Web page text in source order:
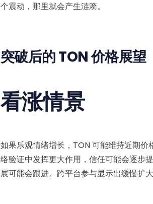
个震动，那里就会产生涟漪。
突破后的 TON 价格展望
看涨情景
如果乐观情绪增长，TON 可能维持近期
络验证中发挥更大作用，信任可能会逐步
展可能会跟进。跨平台参与显示出缓慢扩